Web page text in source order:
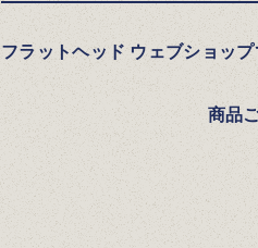
フラットヘッド ウェブショッ
商品